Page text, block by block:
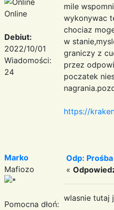
Online
Debiut:
2022/10/01
Wiadomości:
24
mile
wykonywac
chociaz
w
graniczy z
przez
poczatek
https://
Marko
Mafiozo
Pomocna dłoń:
Odp:
«
wlasnie tutaj